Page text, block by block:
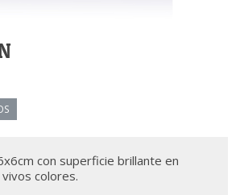
con superficie brillante en
colores.